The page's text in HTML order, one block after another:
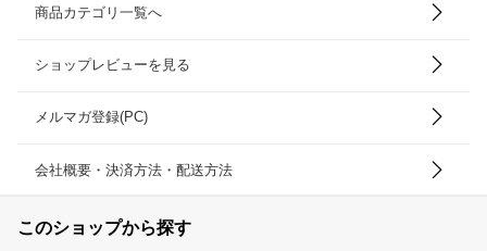
商品カテゴリ一覧へ
ショップレビューを見る
メルマガ登録(PC)
会社概要・決済方法・配送方法
このショップから探す